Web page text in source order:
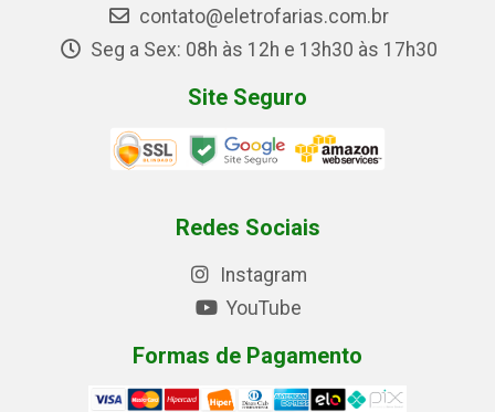
contato@eletrofarias.com.br
Seg a Sex: 08h às 12h e 13h30 às 17h30
Site Seguro
Redes Sociais
Instagram
YouTube
Formas de Pagamento